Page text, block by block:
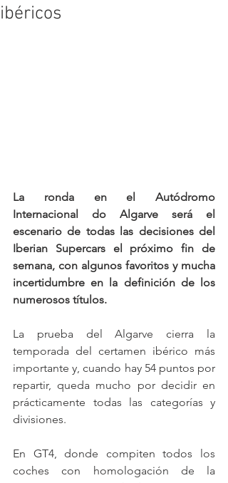
ibéricos
La ronda en el Autódromo
Internacional do Algarve será el
escenario de todas las decisiones del
Iberian Supercars el próximo fin de
semana, con algunos favoritos y mucha
incertidumbre en la definición de los
numerosos títulos.
La prueba del Algarve cierra la
temporada del certamen ibérico más
importante y, cuando hay 54 puntos por
repartir, queda mucho por decidir en
prácticamente todas las categorías y
divisiones.
En GT4, donde compiten todos los
coches con homologación de la